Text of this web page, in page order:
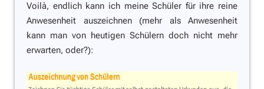
Voilà, endlich kann ich meine Schüler für ihre reine
Anwesenheit auszeichnen (mehr als Anwesenheit
kann man von heutigen Schülern doch nicht mehr
erwarten, oder?):